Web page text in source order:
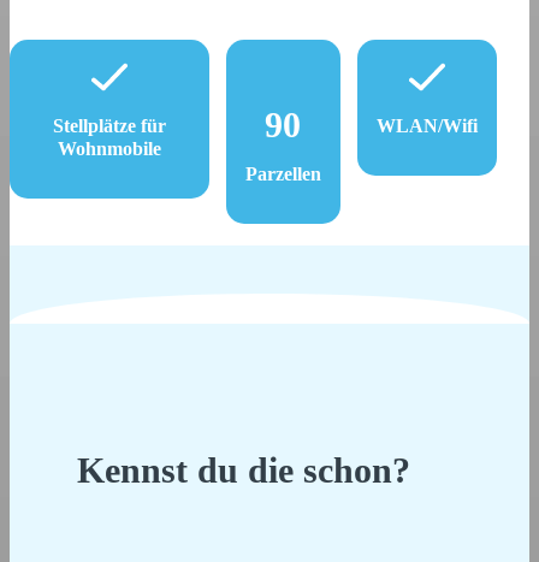
Stellplätze für
Wohnmobile
90
Parzellen
WLAN/Wifi
Kennst du die schon?